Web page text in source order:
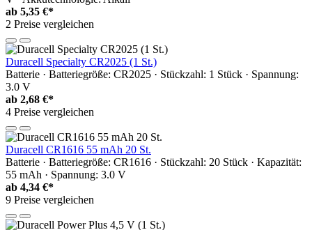
ab 5,35 €*
2 Preise vergleichen
Duracell Specialty CR2025 (1 St.)
Batterie · Batteriegröße: CR2025 · Stückzahl: 1 Stück · Spannung:
3.0 V
ab 2,68 €*
4 Preise vergleichen
Duracell CR1616 55 mAh 20 St.
Batterie · Batteriegröße: CR1616 · Stückzahl: 20 Stück · Kapazität:
55 mAh · Spannung: 3.0 V
ab 4,34 €*
9 Preise vergleichen